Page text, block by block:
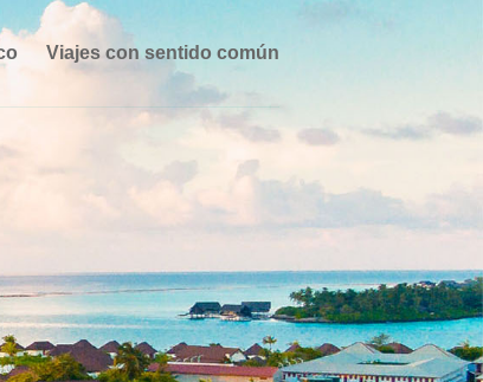
Viajes con sentido común